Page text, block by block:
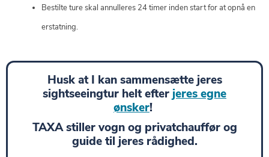
Bestilte ture skal annulleres 24 timer inden start for at opnå en
erstatning.
Husk at I kan sammensætte jeres
sightseeingtur helt efterjeres egne
ønsker!
TAXA stiller vogn og privatchauffør og
guide til jeres rådighed.